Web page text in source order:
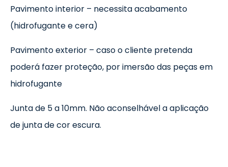
Pavimento interior – necessita acabamento
(hidrofugante e cera)
Pavimento exterior – caso o cliente pretenda
poderá fazer proteção, por imersão das peças em
hidrofugante
Junta de 5 a 10mm. Não aconselhável a aplicação
de junta de cor escura.